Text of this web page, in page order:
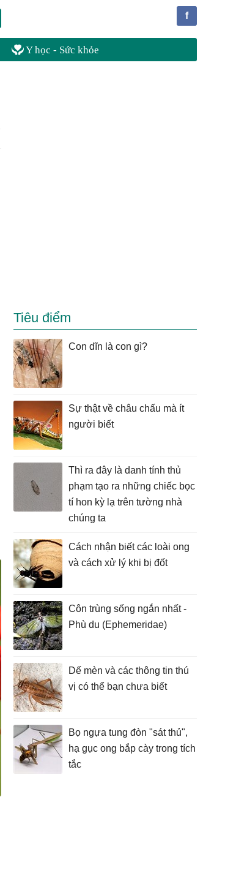
f
Y học - Sức khỏe
Tiêu điểm
Con dĩn là con gì?
Sự thật về châu chấu mà ít
người biết
Thì ra đây là danh tính thủ
phạm tạo ra những chiếc bọc
tí hon kỳ lạ trên tường nhà
chúng ta
Cách nhận biết các loài ong
và cách xử lý khi bị đốt
Côn trùng sống ngắn nhất -
Phù du (Ephemeridae)
Dế mèn và các thông tin thú
vị có thể bạn chưa biết
Bọ ngựa tung đòn "sát thủ",
hạ gục ong bắp cày trong tích
tắc